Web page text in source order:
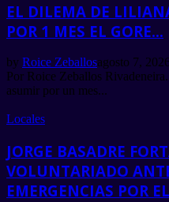
EL DILEMA DE
POR 1 MES EL GORE...
by Roice Zeballosagosto 7,
Por Roice Zeballos
asumir por un mes...
Locales
JORGE BASADRE
VOLUNTARIADO
EMERGENCIAS POR